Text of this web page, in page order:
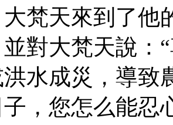
梵天來到了他
對大梵天說：
水成災，導致
，您怎么能忍